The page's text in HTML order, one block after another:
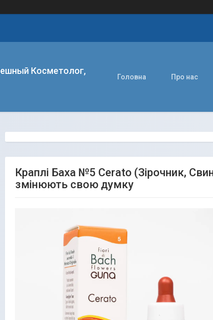
Косметолог,
Головна Про нас
Краплі Баха №5 Cerato (Зірочник,
змінюють свою думку